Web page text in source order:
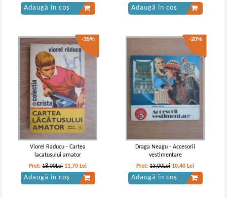
Adaugă în coș Adaugă în coș
-35%
Viorel Raducu - Cartea
lacatusului amator
Pret:18,00Lei 11,70 Lei
Adaugă în coș
-20%
Draga Neagu - Accesorii
vestimentare
Pret:13,00Lei 10,40 Lei
Adaugă în coș